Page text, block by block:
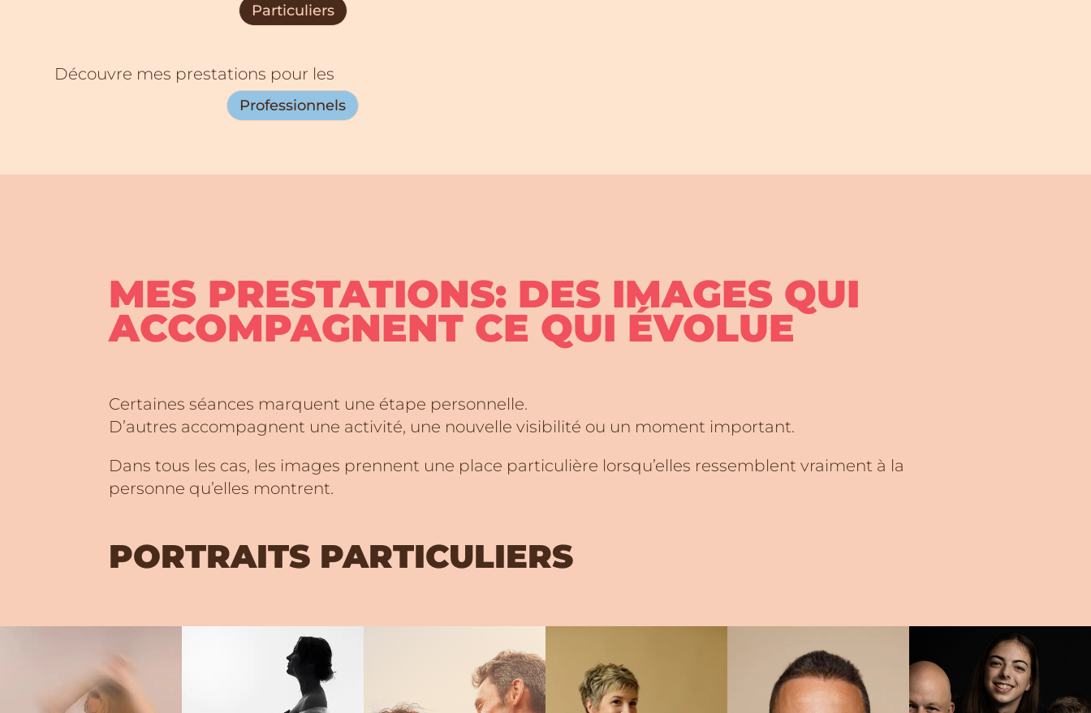
Particuliers
Découvre mes prestations pour les
Professionnels
MES PRESTATIONS: DES IMAGES QUI
ACCOMPAGNENT CE QUI ÉVOLUE
Certaines séances marquent une étape personnelle.
D’autres accompagnent une activité, une nouvelle visibilité ou un moment important.
Dans tous les cas, les images prennent une place particulière lorsqu’elles ressemblent vraiment à la
personne qu’elles montrent.
PORTRAITS PARTICULIERS